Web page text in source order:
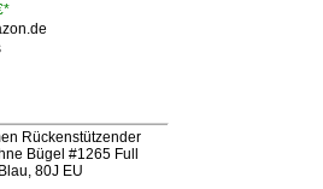
Rückenstützender
Bügel #1265 Full
80J EU